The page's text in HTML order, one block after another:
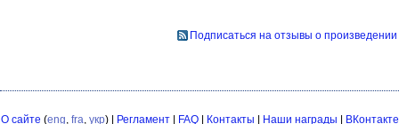
Подписаться на отзывы о произведении
О сайте (eng fra укр) | Регламент| FAQ| Контакты | Наши награды | ВКонтакте